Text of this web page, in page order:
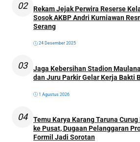
02
Rekam Jejak Perwira Reserse
Sosok AKBP Andri Kurniawan
Serang
24 Desember 2025
03
Jaga Kebersihan Stadion
dan Juru Parkir Gelar Kerja Bakti
1 Agustus 2026
04
Temu Karya Karang Taruna
ke Pusat, Dugaan Pelanggaran
Formil Jadi Sorotan